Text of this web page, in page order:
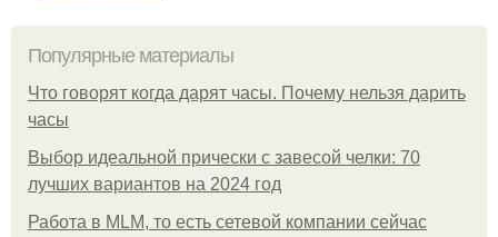
Популярные материалы
Что говорят когда дарят часы. Почему нельзя дарить
часы
Выбор идеальной прически с завесой челки: 70
лучших вариантов на 2024 год
Работа в MLM, то есть сетевой компании сейчас